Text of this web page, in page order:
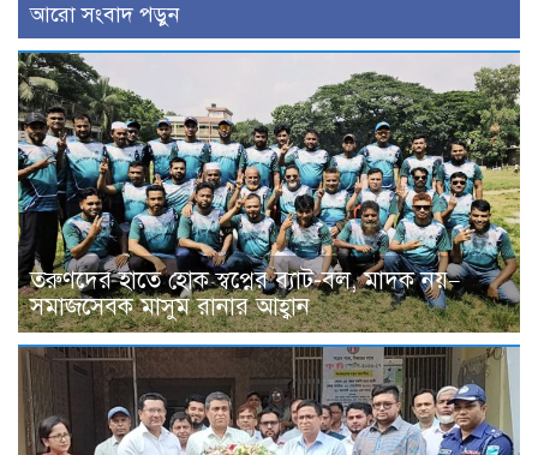
আরো সংবাদ পড়ুন
তরুণদের হাতে হোক স্বপ্নের ব্যাট-বল, মাদক নয়—
সমাজসেবক মাসুম রানার আহ্বান